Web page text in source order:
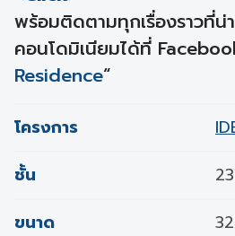
พร้อมติดตามทุกเรื่องราวที่น่
คอนโดมิเนียมได้ที่
Residence“
โครงการ
ชั้น
23
ขนาด